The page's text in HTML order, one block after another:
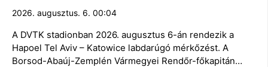
2026. augusztus. 6. 00:04
A DVTK stadionban 2026. augusztus 6-án rendezik a
Hapoel Tel Aviv – Katowice labdarúgó mérkőzést. A
Borsod-Abaúj-Zemplén Vármegyei Rendőr-főkapitán…